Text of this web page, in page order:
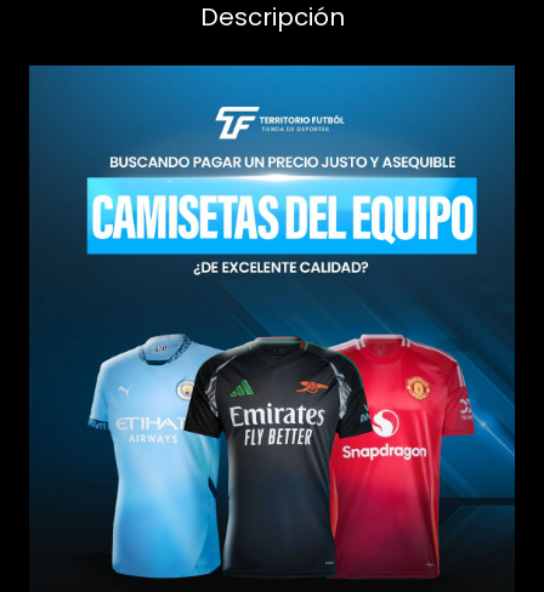
Descripción